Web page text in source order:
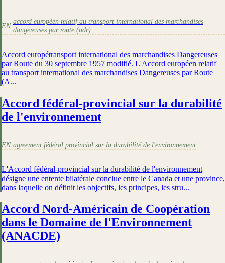
EN:
accord européen relatif au transport international des marchandises
dangereuses par route (adr)
Accord europétransport international des marchandises Dangereuses
par Route du 30 septembre 1957 modifié. L'Accord européen relatif
au transport international des marchandises Dangereuses par Route
(A...
Accord fédéral-provincial sur la durabilité
de l'environnement
EN:agreement fédéral provincial sur la durabilité de l'environnement
L'Accord fédéral-provincial sur la durabilité de l'environnement
désigne une entente bilatérale conclue entre le Canada et une province,
dans laquelle on définit les objectifs, les principes, les stru...
Accord Nord-Américain de Coopération
dans le Domaine de l'Environnement
(ANACDE)